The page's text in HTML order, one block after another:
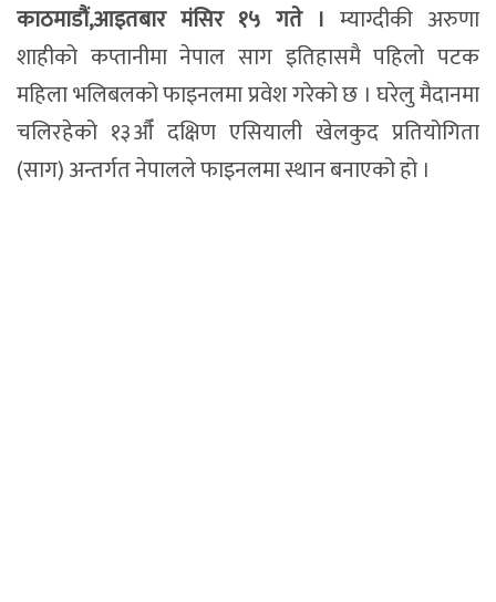
काठमाडौं,आइतबार मंसिर १५ गते । म्याग्दीकी अरुणा
शाहीको कप्तानीमा नेपाल साग इतिहासमै पहिलो पटक
महिला भलिबलको फाइनलमा प्रवेश गरेको छ । घरेलु मैदानमा
चलिरहेको १३औँ दक्षिण एसियाली खेलकुद प्रतियोगिता
(साग) अन्तर्गत नेपालले फाइनलमा स्थान बनाएको हो ।